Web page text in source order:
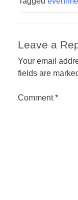
Leave a
Your email
fields are
Comment*